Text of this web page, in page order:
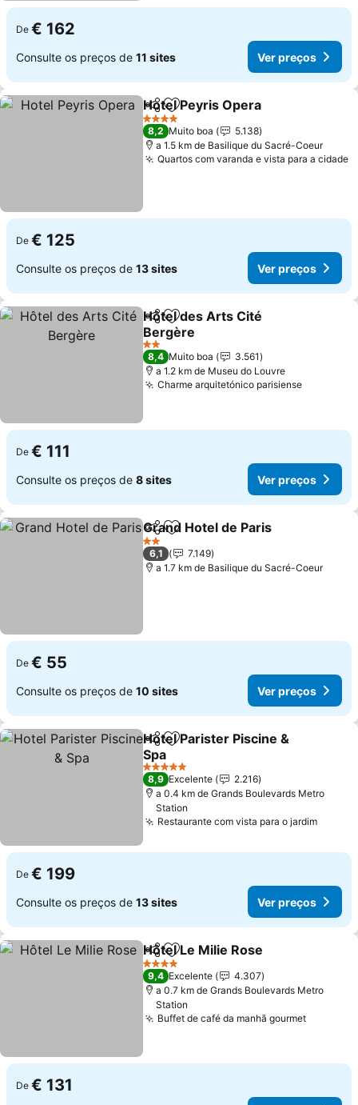
De € 162
Consulte os preços de 11 sites Ver preços
PartilharAdicionar aos favoritos
Hotel Peyris Opera
4 Estrelas
8,2 Muito boa
5.138
a 1.5 km de Basilique du Sacré-Coeur
Quartos com varanda e vista para a cidade
De € 125
Consulte os preços de 13 sites Ver preços
PartilharAdicionar aos favoritos
Hôtel des Arts Cité
Bergère
Ver preços
2 Estrelas
8,4 Muito boa
3.561
a 1.2 km de Museu do Louvre
Charme arquitetónico parisienseVer
De € 111
Consulte os preços de 8 sites Ver preços
PartilharAdicionar aos favoritos
Grand Hotel de Paris
2 Estrelas
6,1
7.149
a 1.7 km de Basilique du Sacré-Coeur
De € 55
Consulte os preços de 10 sites Ver preços
PartilharAdicionar aos favoritos
Hotel Parister Piscine &
Spa
Ver preços
5 Estrelas
8,9 Excelente
2.216
a 0.4 km de Grands Boulevards Metro
Station
Restaurante com vista para o jardimVer
De € 199
Consulte os preços de 13 sites Ver preços
PartilharAdicionar aos favoritos
Hôtel Le Milie Rose
4 Estrelas
9,4 Excelente
4.307
a 0.7 km de Grands Boulevards Metro
Station
Buffet de café da manhã gourmetVer
De € 131